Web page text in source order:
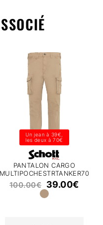
Un jean à 39€,
les deux à 70€
PANTALON CARGO
MULTIPOCHESTRTANKER70
SCHOTT
100.00€ 39.00€